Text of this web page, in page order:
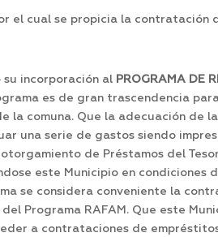
el cual se propicia la contratación
incorporación al PROGRAMA DE
es de gran trascendencia
la comuna. Que la adecuación de
una serie de gastos siendo
de Préstamos del
este Municipio en
se considera conveniente la
Programa RAFAM. Que este
a contrataciones de